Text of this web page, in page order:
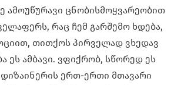
ამოუწურავი ცნობისმოყვარეობით
რაც ჩემ გარშემო ხდება,
თითქოს პირველად ვხედავ
ეს ამბავი. ვფიქრობ, სწორედ ეს
ერთ-ერთი მთავარი